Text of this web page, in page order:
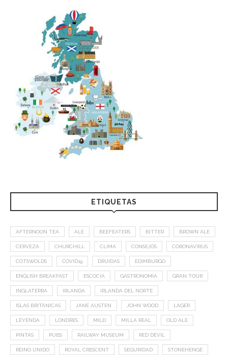
ETIQUETAS
AFTERNOON TEA ALE BEEFEATERS BITTER BROWN ALE
CERVEZA CHURCHILL CLIMA CONSEJOS CORONAVIRUS
COTSWOLDS COVID19 DRUIDAS EDIMBURGO
ENGLISH BREAKFAST ESCOCIA GASTRONOMÍA GRAN TOUR
INGLATERRA IRLANDA IRLANDA DEL NORTE
ISLAS BRITÁNICAS JANE AUSTEN JOHN WOOD LAGER
LEYENDA LONDRES MILD MILLA REAL OLD ALE
PINTAS PUBS RAILWAY MUSEUM RED DEVIL
REINO UNIDO ROYAL CRESCENT SEGURIDAD STONEHENGE